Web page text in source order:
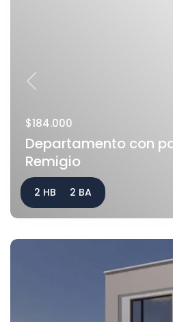
Previous
$184.000
Departamento con
Remigio
2 HB 2 BA